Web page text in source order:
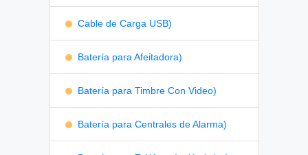
Cable de Carga USB)
Batería para Afeitadora)
Batería para Timbre Con Video)
Batería para Centrales de Alarma)